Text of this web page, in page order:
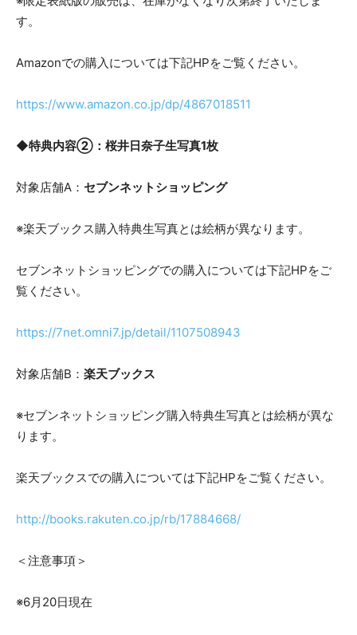
す。
Amazonでの購入については下記HPをご覧ください。
https://www.amazon.co.jp/dp/4867018511
◆特典内容②：桜井日奈子生写真1枚
対象店舗A： セブンネットショッピング
※楽天ブックス購入特典生写真とは絵柄が異なります。
セブンネットショッピングでの購入については下記HPをご
覧ください。
https://7net.omni7.jp/detail/1107508943
対象店舗B： 楽天ブックス
※セブンネットショッピング購入特典生写真とは絵柄が異な
ります。
楽天ブックスでの購入については下記HPをご覧ください。
http://books.rakuten.co.jp/rb/17884668/
＜注意事項＞
※6月20日現在